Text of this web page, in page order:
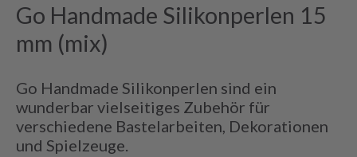
Go Handmade Silikonperlen 15
mm (mix)
Go Handmade Silikonperlen sind ein
wunderbar vielseitiges Zubehör für
verschiedene Bastelarbeiten, Dekorationen
und Spielzeuge.